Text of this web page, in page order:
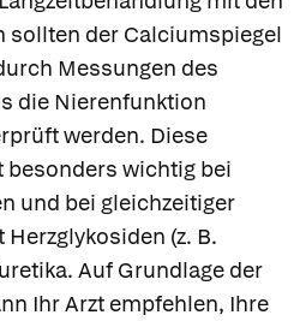
sollten der Calciumspiegel
Messungen des
die Nierenfunktion
werden. Diese
besonders wichtig bei
und bei gleichzeitiger
(z. B.
Auf Grundlage der
Ihr Arzt empfehlen, Ihre